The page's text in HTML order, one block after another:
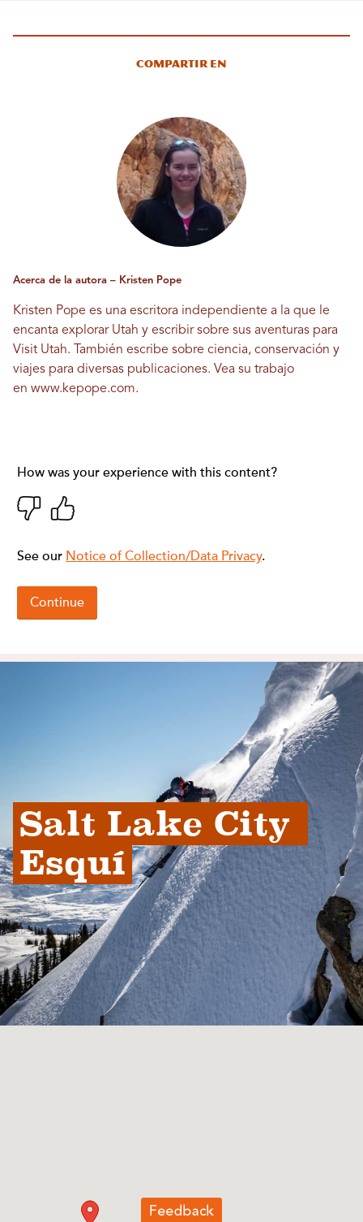
Compartir en
Acerca de la autora – Kristen Pope
Kristen Pope es una escritora independiente a la que le
encanta explorar Utah y escribir sobre sus aventuras para
Visit Utah. También escribe sobre ciencia, conservación y
viajes para diversas publicaciones. Vea su trabajo
en www.kepope.com.
Salt Lake City
Esquí